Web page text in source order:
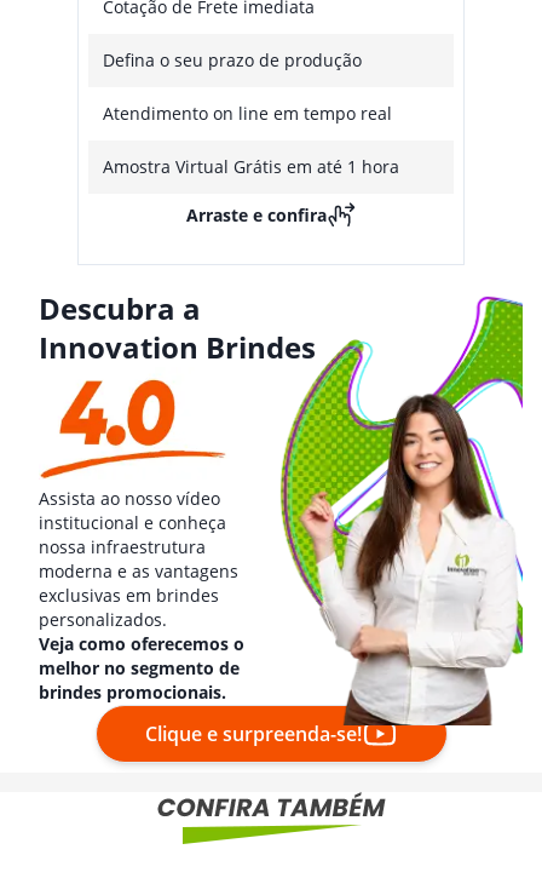
Cotação de Frete imediata
Defina o seu prazo de produção
Atendimento on line em tempo real
Amostra Virtual Grátis em até 1 hora
Arraste e confira
Descubra a
Innovation Brindes
Assista ao nosso vídeo
institucional e conheça
nossa infraestrutura
moderna e as vantagens
exclusivas em brindes
personalizados.
Veja como oferecemos o
melhor no segmento de
brindes promocionais.
Clique e surpreenda-se!